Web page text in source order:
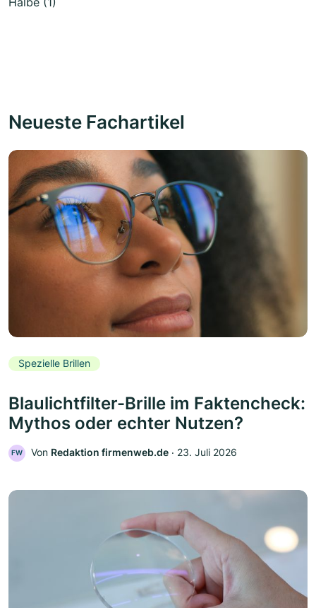
Neueste Fachartikel
Spezielle Brillen
Blaulichtfilter-Brille im Faktencheck:
Mythos oder echter Nutzen?
FW Von Redaktion firmenweb.de ‧ 23. Juli 2026